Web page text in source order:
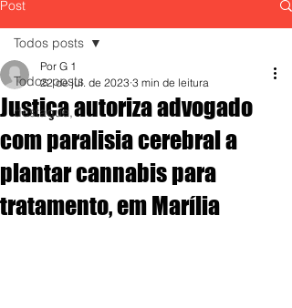
Post
Todos posts
destaque,
Todos posts
Justiça autoriza advogado
com paralisia cerebral a
plantar cannabis para
tratamento, em Marília
Por G 1
22 de jul. de 2023 3 min de leitura